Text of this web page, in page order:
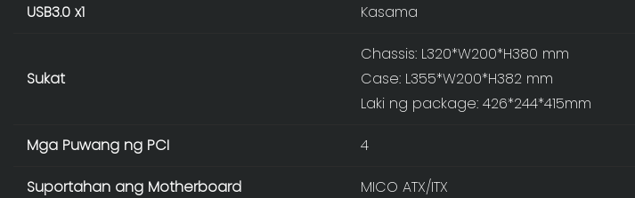
USB3.0 x1 Kasama
Sukat
Chassis: L320*W200*H380 mm
Case: L355*W200*H382 mm
Laki ng package: 426*244*415mm
Mga Puwang ng PCI 4
Suportahan ang Motherboard MICO ATX/ITX